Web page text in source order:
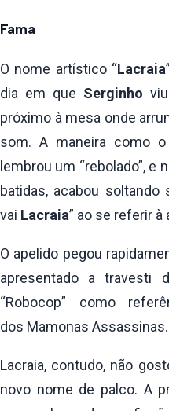
Fama
O nome artístico “Lacraia
dia em que Serginho
próximo à mesa onde
som. A maneira como
lembrou um “rebolado”, e
batidas, acabou soltando
vai Lacraia” ao se referir à
O apelido pegou
apresentado a travesti
“Robocop” como
dos Mamonas Assassinas.
Lacraia, contudo, não
novo nome de palco. A